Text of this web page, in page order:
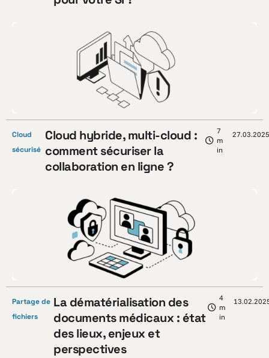
Cloud
sécurisé
Cloud hybride, multi-cloud :
comment sécuriser la
collaboration en ligne ?
7
m
in
Partage de
fichiers
La dématérialisation des
documents médicaux : état
des lieux, enjeux et
perspectives
4
m
in